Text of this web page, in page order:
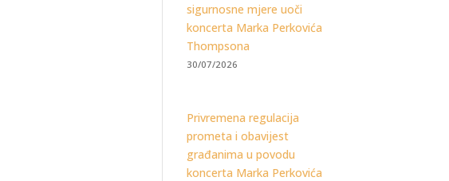
sigurnosne mjere uoči
koncerta Marka Perkovića
Thompsona
30/07/2026
Privremena regulacija
prometa i obavijest
građanima u povodu
koncerta Marka Perkovića